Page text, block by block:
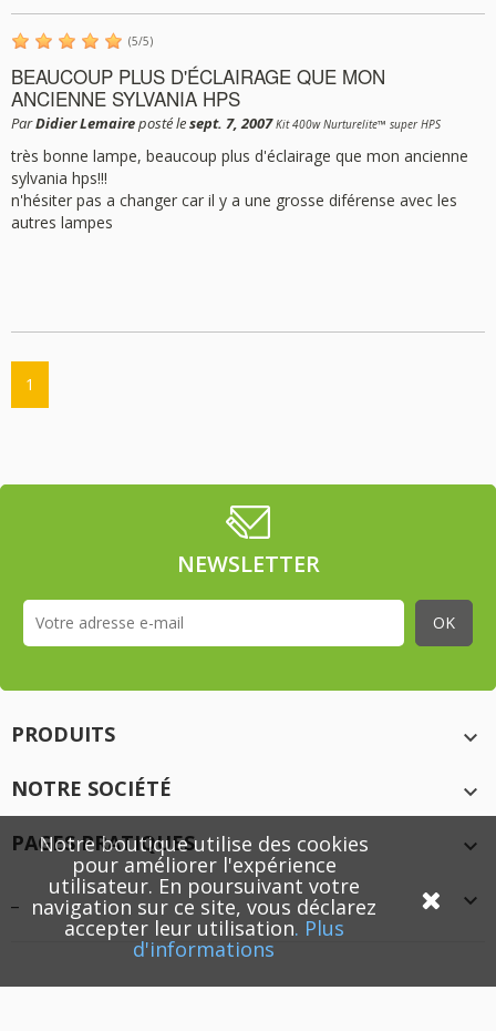
(5/5)
BEAUCOUP PLUS D'ÉCLAIRAGE QUE MON
ANCIENNE SYLVANIA HPS
ParDidier Lemaireposté lesept. 7, 2007 Kit 400w Nurturelite™ super HPS
très bonne lampe, beaucoup plus d'éclairage que mon ancienne
sylvania hps!!!
n'hésiter pas a changer car il y a une grosse diférense avec les
autres lampes
1
NEWSLETTER
PRODUITS

NOTRE SOCIÉTÉ

PAGES PRATIQUES


Notre boutique utilise des cookies
pour améliorer l'expérience
utilisateur. En poursuivant votre
navigation sur ce site, vous déclarez
accepter leur utilisation. Plus
d'informations